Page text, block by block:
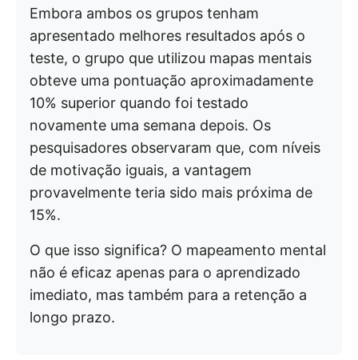
Embora ambos os grupos tenham
apresentado melhores resultados após o
teste, o grupo que utilizou mapas mentais
obteve uma pontuação aproximadamente
10% superior quando foi testado
novamente uma semana depois. Os
pesquisadores observaram que, com níveis
de motivação iguais, a vantagem
provavelmente teria sido mais próxima de
15%.
O que isso significa? O mapeamento mental
não é eficaz apenas para o aprendizado
imediato, mas também para a retenção a
longo prazo.